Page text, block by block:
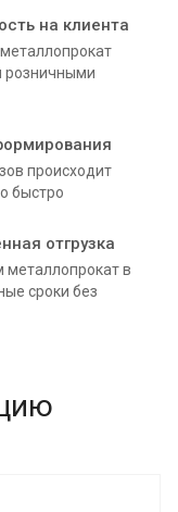
на клиента
розничными
происходит
быстро
отгрузка
металлопрокат в
сроки без